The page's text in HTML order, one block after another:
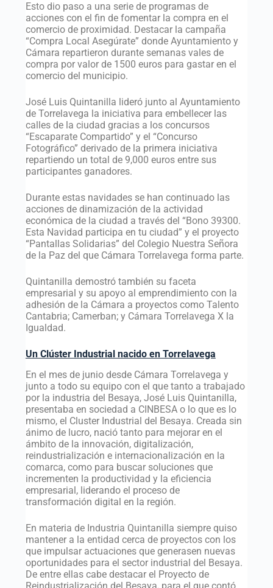
Esto dio paso a una serie de programas de
acciones con el fin de fomentar la compra en el
comercio de proximidad. Destacar la campaña
“Compra Local Asegúrate” donde Ayuntamiento y
Cámara repartieron durante semanas vales de
compra por valor de 1500 euros para gastar en el
comercio del municipio.
José Luis Quintanilla lideró junto al Ayuntamiento
de Torrelavega la iniciativa para embellecer las
calles de la ciudad gracias a los concursos
“Escaparate Compartido” y el “Concurso
Fotográfico” derivado de la primera iniciativa
repartiendo un total de 9,000 euros entre sus
participantes ganadores.
Durante estas navidades se han continuado las
acciones de dinamización de la actividad
económica de la ciudad a través del “Bono 39300.
Esta Navidad participa en tu ciudad” y el proyecto
“Pantallas Solidarias” del Colegio Nuestra Señora
de la Paz del que Cámara Torrelavega forma parte.
Quintanilla demostró también su faceta
empresarial y su apoyo al emprendimiento con la
adhesión de la Cámara a proyectos como Talento
Cantabria; Camerban; y Cámara Torrelavega X la
Igualdad.
Un Clúster Industrial nacido en Torrelavega
En el mes de junio desde Cámara Torrelavega y
junto a todo su equipo con el que tanto a trabajado
por la industria del Besaya, José Luis Quintanilla,
presentaba en sociedad a CINBESA o lo que es lo
mismo, el Cluster Industrial del Besaya. Creada sin
ánimo de lucro, nació tanto para mejorar en el
ámbito de la innovación, digitalización,
reindustrialización e internacionalización en la
comarca, como para buscar soluciones que
incrementen la productividad y la eficiencia
empresarial, liderando el proceso de
transformación digital en la región.
En materia de Industria Quintanilla siempre quiso
mantener a la entidad cerca de proyectos con los
que impulsar actuaciones que generasen nuevas
oportunidades para el sector industrial del Besaya.
De entre ellas cabe destacar el Proyecto de